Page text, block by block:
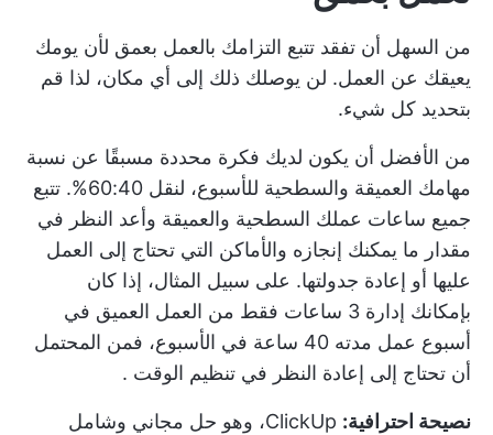
من السهل أن تفقد تتبع التزامك بالعمل بعمق لأن يومك
يعيقك عن العمل. لن يوصلك ذلك إلى أي مكان، لذا قم
بتحديد كل شيء.
من الأفضل أن يكون لديك فكرة محددة مسبقًا عن نسبة
مهامك العميقة والسطحية للأسبوع، لنقل 60:40%.
تتبع
جميع ساعات عملك السطحية والعميقة وأعد النظر في
مقدار ما يمكنك إنجازه والأماكن التي تحتاج إلى العمل
عليها أو إعادة جدولتها. على سبيل المثال، إذا كان
بإمكانك إدارة 3 ساعات فقط من العمل العميق في
أسبوع عمل مدته 40 ساعة في الأسبوع، فمن المحتمل
أن تحتاج إلى إعادة النظر في تنظيم الوقت .
نصيحة احترافية:
ClickUp، وهو حل مجاني وشامل